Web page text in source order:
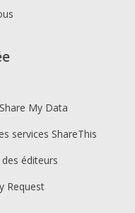
My Data
services ShareThis
éditeurs
Request